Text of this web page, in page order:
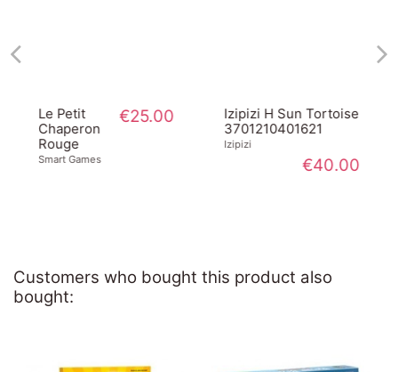
Le Petit
Chaperon
Rouge
Smart Games
€25.00
Izipizi H Sun Tortoise
3701210401621
Izipizi
€40.00
Customers who bought this product also
bought: